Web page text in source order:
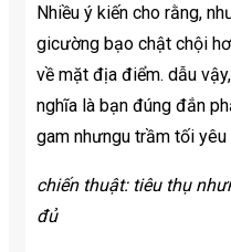
Nhiều ý kiến cho rằng,
gicường bạo chật chội
về mặt địa điểm. dẫu
nghĩa là bạn đúng đắn
gam nhưngu trầm tối yêu
chiến thuật: tiêu thụ
đủ